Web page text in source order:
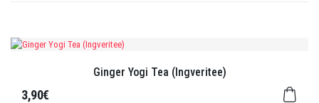
Ginger Yogi Tea (Ingveritee)
3,90€